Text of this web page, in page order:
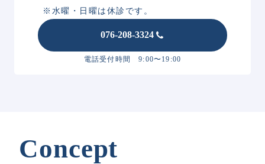
※水曜・日曜は休診です。
076-208-3324
電話受付時間 9:00〜19:00
Concept